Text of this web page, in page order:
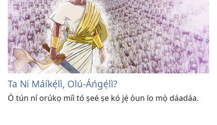
Ta Ni Máíkẹ́lì, Olú-Áńgẹ́lì?
Ó tún ní orúkọ míì tó ṣeé ṣe kó jẹ́ òun lo mọ̀ dáadáa.